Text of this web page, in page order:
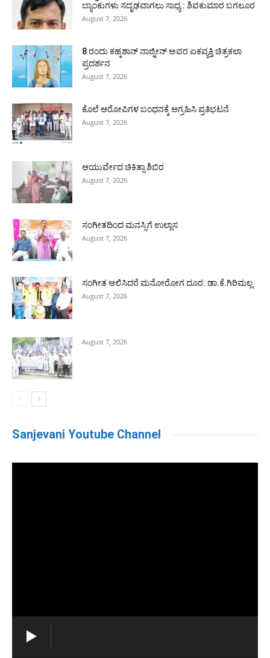
ಬ್ಯಾಂಕುಗಳು ಸದೃಢವಾಗಲು ಸಾಧ್ಯ : ಶಿವಕುಮಾರ ಬಗಲೂರ
August 7, 2026
8 ರಂದು ಕಹ್ಕಶಾನ್ ನಾಜ್ನೀನ್ ಅವರ ಏಕವ್ಯಕ್ತಿ ಚಿತ್ರಕಲಾ
ಪ್ರದರ್ಶನ
August 7, 2026
ಕೊಲೆ ಆರೋಪಿಗಳ ಬಂಧನಕ್ಕೆ ಆಗ್ರಹಿಸಿ ಪ್ರತಿಭಟನೆ
August 7, 2026
ಆಯುರ್ವೇದ ಚಿಕಿತ್ಸಾ ಶಿಬಿರ
August 7, 2026
ಸಂಗೀತದಿಂದ ಮನಸ್ಸಿಗೆ ಉಲ್ಲಾಸ
August 7, 2026
ಸಂಗೀತ ಆಲಿಸಿದರೆ ಮನೋರೋಗ ದೂರ: ಡಾ.ಕೆ.ಗಿರಿಮಲ್ಲ
August 7, 2026
August 7, 2026
Sanjevani Youtube Channel